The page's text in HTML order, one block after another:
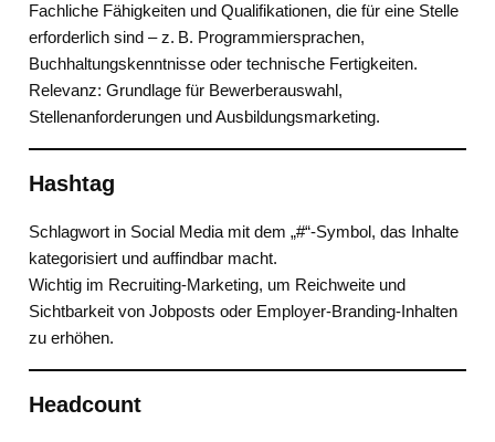
Fachliche Fähigkeiten und Qualifikationen, die für eine Stelle
erforderlich sind – z. B. Programmiersprachen,
Buchhaltungskenntnisse oder technische Fertigkeiten.
Relevanz: Grundlage für Bewerberauswahl,
Stellenanforderungen und Ausbildungsmarketing.
Hashtag
Schlagwort in Social Media mit dem „#“-Symbol, das Inhalte
kategorisiert und auffindbar macht.
Wichtig im Recruiting-Marketing, um Reichweite und
Sichtbarkeit von Jobposts oder Employer-Branding-Inhalten
zu erhöhen.
Headcount